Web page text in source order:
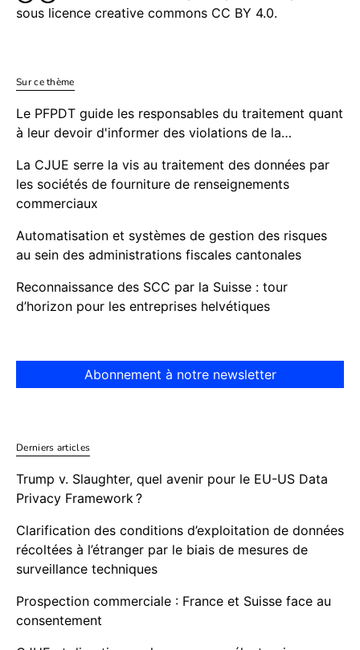
sous licence creative commons CC BY 4.0.
Sur ce thème
Le PFPDT guide les responsables du traitement quant
à leur devoir d'informer des violations de la…
La CJUE serre la vis au traitement des données par
les sociétés de fourniture de renseignements
commerciaux
Automatisation et systèmes de gestion des risques
au sein des administrations fiscales cantonales
Reconnaissance des SCC par la Suisse : tour
d’horizon pour les entreprises helvétiques
Abonnement à notre newsletter
Derniers articles
Trump v. Slaughter, quel avenir pour le EU-US Data
Privacy Framework ?
Clarification des conditions d’exploitation de données
récoltées à l’étranger par le biais de mesures de
surveillance techniques
Prospection commerciale : France et Suisse face au
consentement